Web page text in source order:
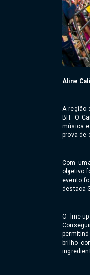
Aline
A região
BH. O
música
prova de
Com
objetivo
evento
destaca
O line-
brilho